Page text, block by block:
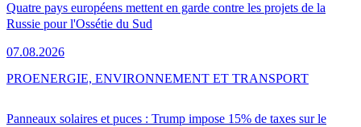
Quatre pays européens mettent en garde contre les projets de la
Russie pour l'Ossétie du Sud
07.08.2026
Panneaux solaires et puces : Trump impose 15% de taxes sur le
PROENERGIE, ENVIRONNEMENT ET TRANSPORT